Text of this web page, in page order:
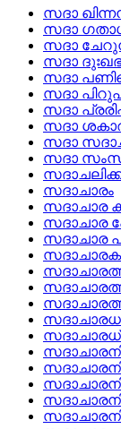
സദാ
സദാ
സദാ
സദാ
സദാ
സദാ
സദാ
സദാ
സദാ
സദാ
സദാചാരം
സദാചാര
സദാചാര
സദാചാര